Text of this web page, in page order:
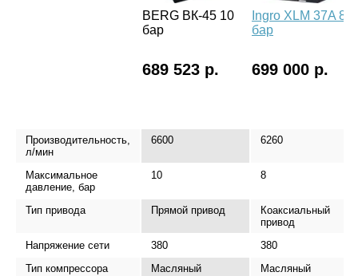
BERG ВК-45 10
бар
Ingro XLM 37A 8
бар
689 523 р. 699 000 р.
Производительность,
л/мин
6600 6260
Максимальное
давление, бар
10 8
Тип привода Прямой привод
Коаксиальный
привод
Напряжение сети
380
380
Тип компрессора
Масляный
Масляный